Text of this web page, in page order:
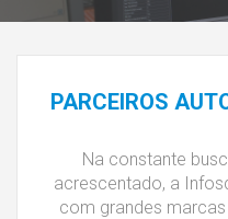
PARCEIROS
Na constante
acrescentado, a
com grandes